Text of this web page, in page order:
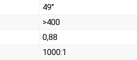
49"
>400
0,88
1000:1